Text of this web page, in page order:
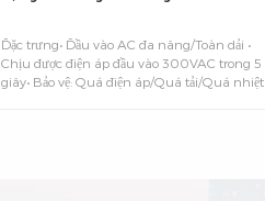
Đặc trưng• Đầu vào AC đa năng/Toàn dải •
Chịu được điện áp đầu vào 300VAC trong 5
giây• Bảo vệ: Quá điện áp/Quá tải/Quá nhiệt